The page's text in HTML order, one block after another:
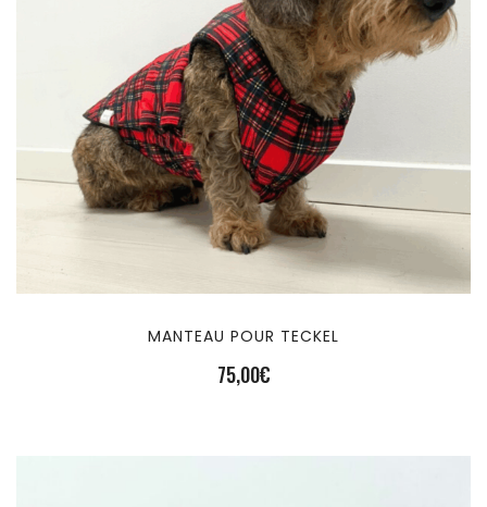
MANTEAU POUR TECKEL
75,00€